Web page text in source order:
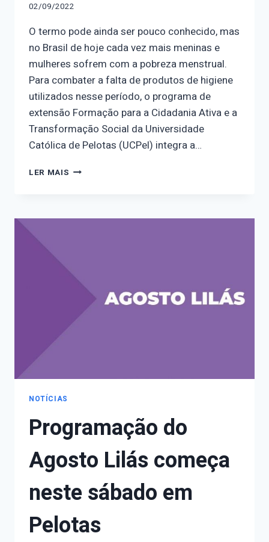
02/09/2022
O termo pode ainda ser pouco conhecido, mas
no Brasil de hoje cada vez mais meninas e
mulheres sofrem com a pobreza menstrual.
Para combater a falta de produtos de higiene
utilizados nesse período, o programa de
extensão Formação para a Cidadania Ativa e a
Transformação Social da Universidade
Católica de Pelotas (UCPel) integra a…
LER MAIS PROGRAMA
UCPEL
MÊNSTRUO’
NOTÍCIAS
Programação do
Agosto Lilás começa
neste sábado em
Pelotas